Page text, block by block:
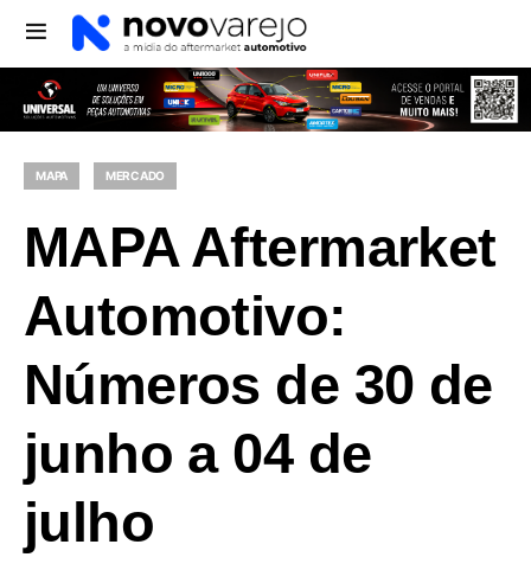
MAPA MERCADO
MAPA Aftermarket
Automotivo:
Números de 30 de
junho a 04 de
julho